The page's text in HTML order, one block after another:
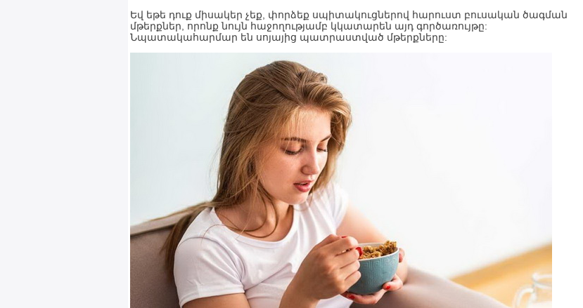
Եվ եթե դուք միսակեր չեք, փորձեք սպիտակուցներով հարուստ բուսական ծագման
մթերքներ, որոնք նույն հաջողությամբ կկատարեն այդ գործառույթը:
Նպատակահարմար են սոյայից պատրաստված մթերքները: